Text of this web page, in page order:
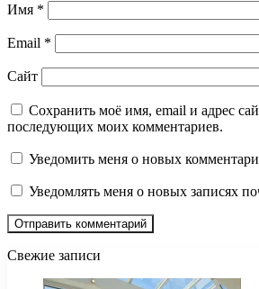
Имя *
Email *
Сайт
Сохранить моё имя, email и адрес
последующих моих комментариев.
Уведомить меня о новых
Уведомлять меня о новых записях
Свежие записи